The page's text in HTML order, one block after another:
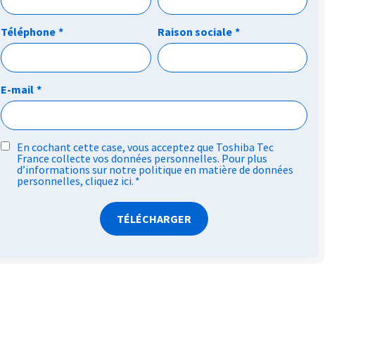
Téléphone * Raison sociale *
E-mail *
RGPDEn cochant cette case, vous acceptez que Toshiba Tec
France collecte vos données personnelles. Pour plus
d’informations sur notre politique en matière de données
personnelles, cliquez ici. *